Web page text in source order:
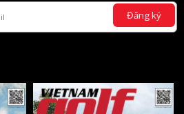
Đăng ký